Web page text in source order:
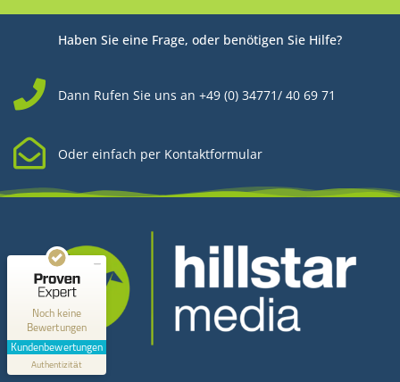
Haben Sie eine Frage, oder benötigen Sie Hilfe?
Dann Rufen Sie uns an +49 (0) 34771/ 40 69 71
Oder einfach per Kontaktformular
Kontakt
Noch keine
Bewertungen
Kundenbewertungen
Authentizität
MANGELHAFT
0,00 / 5,00
Erfahren Sie mehr über dieses Bewertungssiegel
Profil ansehen